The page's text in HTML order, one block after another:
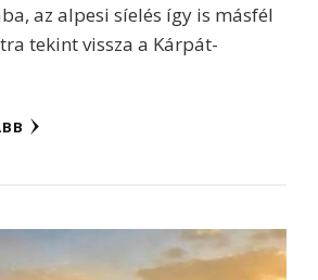
az alpesi síelés így is másfél
tekint vissza a Kárpát-